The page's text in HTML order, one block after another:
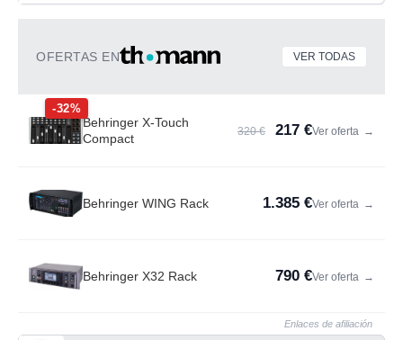
OFERTAS EN VER TODAS
-32%
Behringer X-Touch
Compact
320 € 217 €Ver oferta →
Behringer WING Rack 1.385 €Ver oferta →
Behringer X32 Rack 790 €Ver oferta →
Enlaces de afiliación